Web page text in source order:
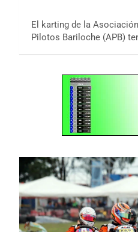
El karting de la
Pilotos Bariloche (APB)